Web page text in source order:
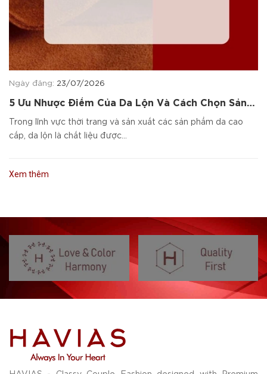
Ngày đăng: 23/07/2026
5 Ưu Nhược Điểm Của Da Lộn Và Cách Chọn Sản
Trong lĩnh vực thời trang và sản xuất các sản phẩm da cao
cấp, da lộn là chất liệu được...
Xem thêm